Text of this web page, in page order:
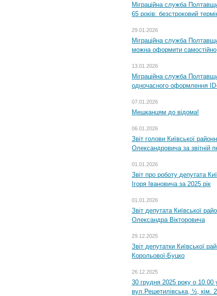
Міграційна служба
65 років: безстроковий
29.01.2026
Міграційна служба
можна оформити самостійно
13.01.2026
Міграційна служба
одночасного оформлення
07.01.2026
Мешканцям до відома!
06.01.2026
Звіт голови Київської
Олександровича за звітній
01.01.2026
Звіт про роботу депутата
Ігоря Івановича за 2025 рік
01.01.2026
Звіт депутата Київської
Олександра Вікторовича
29.12.2025
Звіт депутатки Київської
Корольової-Буцко
26.12.2025
30 грудня 2025 року о 10.00
вул.Решетилівська, ½, кім.